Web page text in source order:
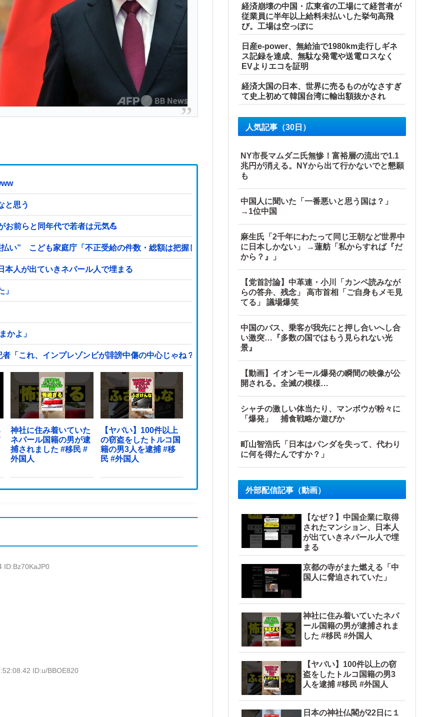
と思う
お前らと同年代で若者は元気💪
い” こども家庭庁「不正受給の件数・総額は把握していない」
本人が出ていきネパール人で埋まる
かよ」
「これ、インプレゾンビが誹謗中傷の中心じゃね？」→分析していくとヤバイ真実が浮かび上がる他
神社に住み着いていた
ネパール国籍の男が逮
捕されました #移民 #
外国人
【ヤバい】100件以上
の窃盗をしたトルコ国
籍の男3人を逮捕 #移
民 #外国人
ID:Bz70KaJP0
ID:u/BBOE820
経済崩壊の中国・広東省の工場にて経営者が
従業員に半年以上給料未払いした挙句高飛
び。工場は空っぽに
日産e-power、無給油で1980km走行しギネ
ス記録を達成、無駄な発電や送電ロスなく
EVよりエコを証明
経済大国の日本、世界に売るものがなさすぎ
て史上初めて韓国台湾に輸出額抜かされ
人気記事（30日）
NY市長マムダニ氏無惨！富裕層の流出で1.1
兆円が消える。NYから出て行かないでと懇願
も
中国人に聞いた「一番悪いと思う国は？」
→1位中国
麻生氏「2千年にわたって同じ王朝など世界中
に日本しかない」 →蓮舫「私からすれば『だ
から？』」
【党首討論】中革連・小川「カンペ読みなが
らの答弁、残念」 高市首相「ご自身もメモ見
てる」 議場爆笑
中国のバス、乗客が我先にと押し合いへし合
い激突…『多数の国ではもう見られない光
景』
【動画】イオンモール爆発の瞬間の映像が公
開される。全滅の模様…
シャチの激しい体当たり、マンボウが粉々に
「爆発」 捕食戦略か遊びか
町山智浩氏「日本はパンダを失って、代わり
に何を得たんですか？」
外部配信記事（動画）
【なぜ？】中国企業に取得
されたマンション、日本人
が出ていきネパール人で埋
まる
京都の寺がまた燃える「中
国人に脅迫されていた」
神社に住み着いていたネパ
ール国籍の男が逮捕されま
した #移民 #外国人
【ヤバい】100件以上の窃
盗をしたトルコ国籍の男3
人を逮捕 #移民 #外国人
日本の神社仏閣が22日に１